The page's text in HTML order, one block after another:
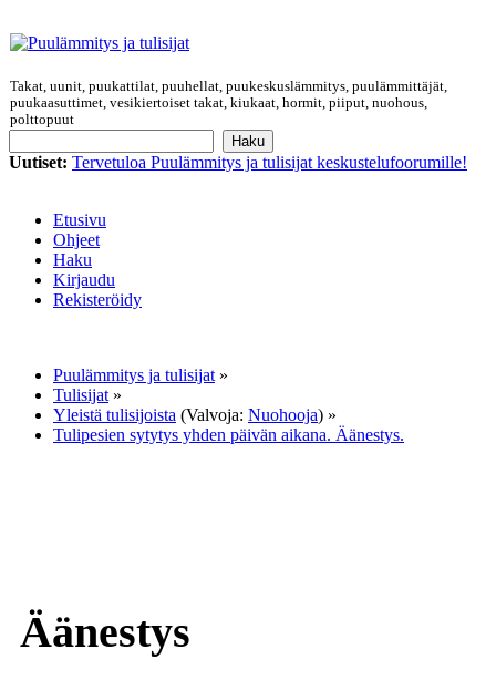
Takat, uunit, puukattilat, puuhellat, puukeskuslämmitys, puulämmittäjät,
puukaasuttimet, vesikiertoiset takat, kiukaat, hormit, piiput, nuohous,
polttopuut
Uutiset: Tervetuloa Puulämmitys ja tulisijat keskustelufoorumille!
Etusivu
Ohjeet
Haku
Kirjaudu
Rekisteröidy
Puulämmitys ja tulisijat »
Tulisijat »
Yleistä tulisijoista (Valvoja: Nuohooja) »
Tulipesien sytytys yhden päivän aikana. Äänestys.
Äänestys